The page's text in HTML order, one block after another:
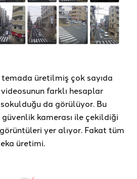
temada üretilmiş çok sayıda
farklı hesaplar
da görülüyor. Bu
güvenlik kamerası ile çekildiği
yer alıyor. Fakat tüm
üretimi.